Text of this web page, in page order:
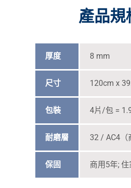
產品規
厚度 8 mm
尺寸 120cm x
包裝 4片/包 =
耐磨層 32 / AC4（
保固 商用5年;